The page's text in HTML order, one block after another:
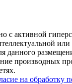
с активной
производных
на обработку